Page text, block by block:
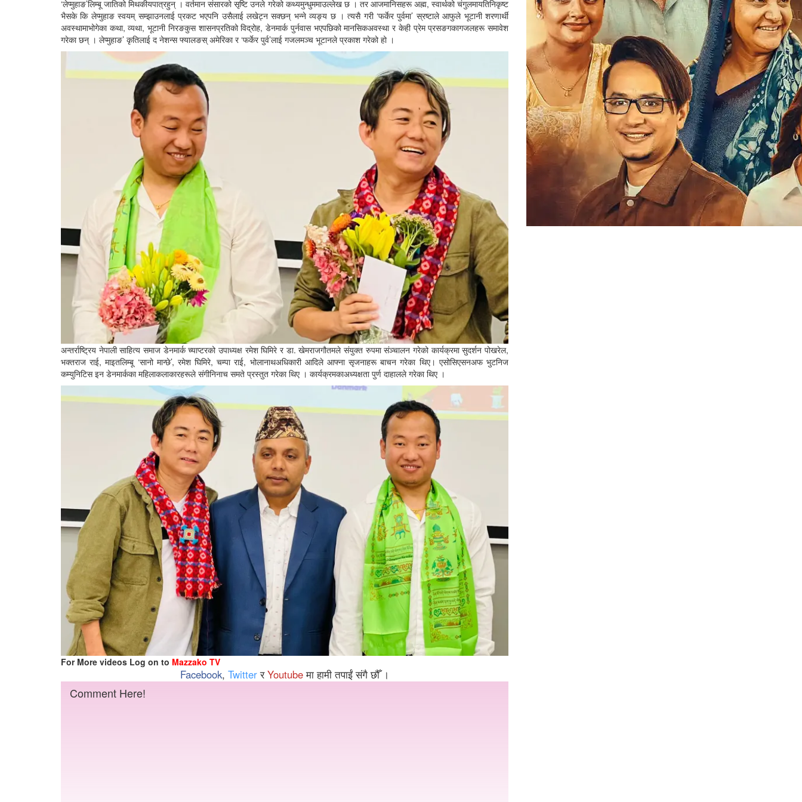
‘लेप्मुहाङ’लिम्बू जातिको मिथकीयपात्रहुन् । वर्तमान संसारको सृष्टि उनले गरेको कथ्यमुन्धुममाउल्लेख छ । तर आजमानिसहरू अह्म, स्वार्थको चंगुलमायतिनिकृष्ट
भैसके कि लेप्मुहाङ स्वयम् सम्झाउनलाई प्रकट भएपनि उसैलाई लखेट्न सक्छन् भन्ने व्यङ्य छ । त्यसै गरी ‘फर्केर पुर्वमा’ स्रष्टाले आफुले भूटानी शरणार्थी
अवस्थामाभोगेका कथा, व्यथा, भूटानी निरङकुस शासनप्रतिको विद्रोह, डेनमार्क पुर्नवास भएपछिको मानसिकअवस्था र केही प्रेम प्रसङगकागजलहरू समावेश
गरेका छन् । लेप्मुहाङ’ कृतिलाई द नेशन्स फ्यालङस् अमेरिका र ‘फर्केर पुर्व’लाई गजलमञ्च भूटानले प्रकाश गरेको हो ।
अन्तर्राष्ट्रिय नेपाली साहित्य समाज डेनमार्क च्याप्टरको उपाध्यक्ष रमेश घिमिरे र डा. खेमराजगौतमले संयुक्त रुपमा संञ्चालन गरेको कार्यक्रमा सुदर्शन पोखरेल,
भक्तराज राई, माइतलिम्बू ‘सानो मान्छे’, रमेश घिमिरे, चम्पा राई, भोलानाथअधिकारी आदिले आफ्ना सृजनाहरू बाचन गरेका थिए। एसोसिएसनअफ भुटनिज
कम्युनिटिस इन डेनमार्कका महिलाकलाकारहरूले संगीनिनाच समते प्रस्तुत गरेका थिए । कार्यक्रमकाअध्यक्षता पुर्ण दाहालले गरेका थिए ।
For More videos Log on to Mazzako TV
Facebook, TwitterरYoutubeमा हामी तपाईं संगै छौँ ।
Comment Here!